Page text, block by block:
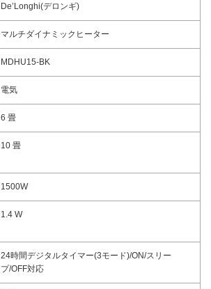
De’Longhi(デロンギ)
マルチダイナミックヒーター
MDHU15-BK
電気
6 畳
10 畳
1500W
1.4 W
24時間デジタルタイマー(3モード)/ON/スリー
プ/OFF対応